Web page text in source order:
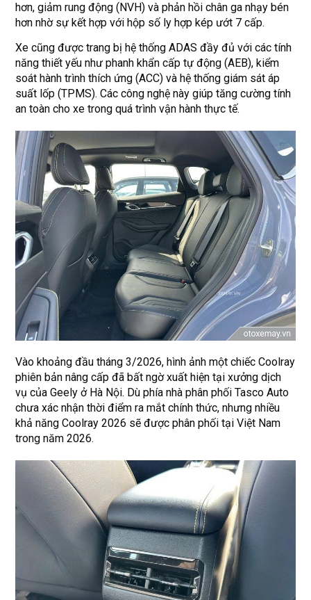
hơn, giảm rung động (NVH) và phản hồi chân ga nhạy bén
hơn nhờ sự kết hợp với hộp số ly hợp kép ướt 7 cấp.
Xe cũng được trang bị hệ thống ADAS đầy đủ với các tính
năng thiết yếu như phanh khẩn cấp tự động (AEB), kiểm
soát hành trình thích ứng (ACC) và hệ thống giám sát áp
suất lốp (TPMS). Các công nghệ này giúp tăng cường tính
an toàn cho xe trong quá trình vận hành thực tế.
Vào khoảng đầu tháng 3/2026, hình ảnh một chiếc Coolray
phiên bản nâng cấp đã bất ngờ xuất hiện tại xưởng dịch
vụ của Geely ở Hà Nội. Dù phía nhà phân phối Tasco Auto
chưa xác nhận thời điểm ra mắt chính thức, nhưng nhiều
khả năng Coolray 2026 sẽ được phân phối tại Việt Nam
trong năm 2026.